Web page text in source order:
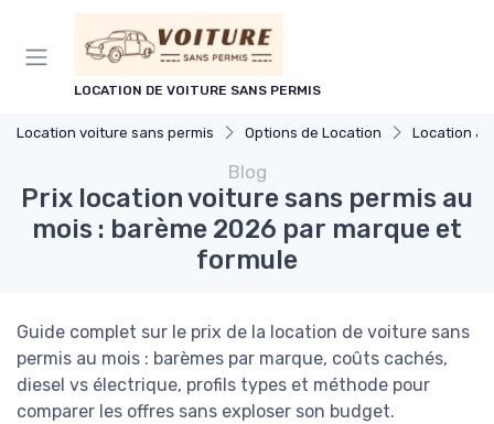
LOCATION DE VOITURE SANS PERMIS
Location voiture sans permis Options de Location Location à
Blog
Prix location voiture sans permis au
mois : barème 2026 par marque et
formule
Guide complet sur le prix de la location de voiture sans
permis au mois : barèmes par marque, coûts cachés,
diesel vs électrique, profils types et méthode pour
comparer les offres sans exploser son budget.